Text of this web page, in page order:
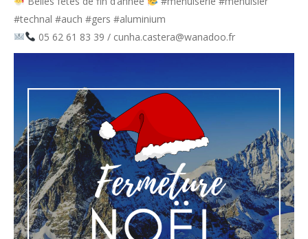
#technal #auch #gers #aluminium
05 62 61 83 39 / cunha.castera@wanadoo.fr